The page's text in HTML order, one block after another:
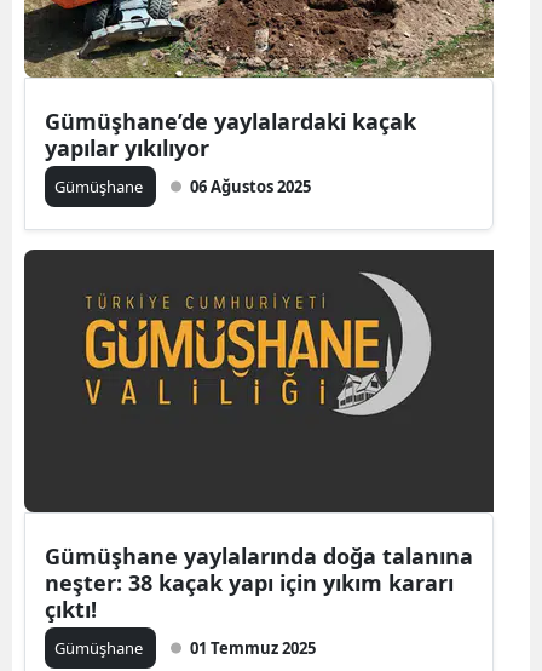
Giresun
Gümüşhane
Hakkari
İstanbul
İzmir
Kars
Kayseri
Kırklareli
Kocaeli
Gümüşhane’de yaylalardaki kaçak
yapılar yıkılıyor
Gümüşhane 06 Ağustos 2025
Gümüşhane yaylalarında doğa talanına
neşter: 38 kaçak yapı için yıkım kararı
çıktı!
Gümüşhane 01 Temmuz 2025